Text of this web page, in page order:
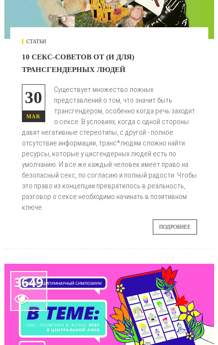
СТАТЬИ
10 СЕКС-СОВЕТОВ ОТ (И ДЛЯ)
ТРАНСГЕНДЕРНЫХ ЛЮДЕЙ
30
MAR
Существует множество ложных
представлений о том, что значит быть
трансгендером, особенно когда речь заходит
о сексе. В условиях, когда с одной стороны
давят негативные стереотипы, с другой - полное
отсутствие информации, транс*людям сложно найти
ресурсы, которые у цисгендерных людей есть по
умолчанию. И все же каждый человек имеет право на
безопасный секс, по согласию и полный радости. Чтобы
это право из концепции превратилось в реальность,
разговор о сексе необходимо начинать в позитивном
ключе.
ПОДРОБНЕЕ
3649
